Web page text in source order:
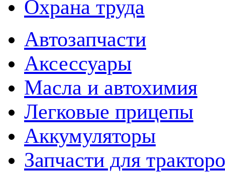
Охрана труда
Автозапчасти
Аксессуары
Масла и автохимия
Легковые прицепы
Аккумуляторы
Запчасти для